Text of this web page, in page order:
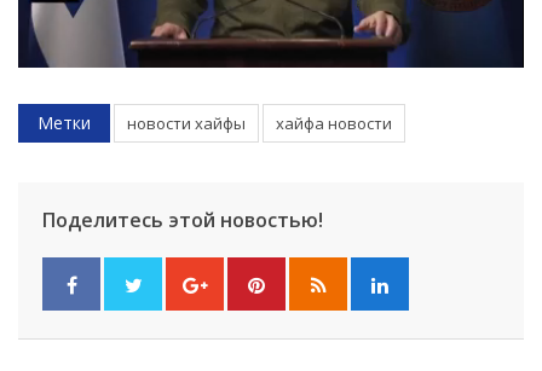
Метки новости хайфы хайфа новости
Поделитесь этой новостью!